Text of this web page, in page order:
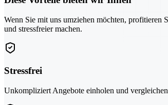
Wenn Sie mit uns umziehen möchten, profitieren
und stressfreier machen.
Stressfrei
Unkompliziert Angebote einholen und vergleichen